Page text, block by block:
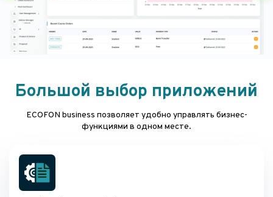
Большой выбор приложений
ECOFON business позволяет удобно управлять бизнес-
функциями в одном месте.